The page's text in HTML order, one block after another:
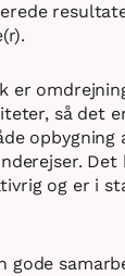
er
så det
opbygning
og er i
gode